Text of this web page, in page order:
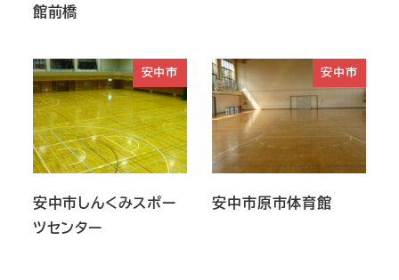
館前橋
安中市
安中市しんくみスポー
ツセンター
安中市
安中市原市体育館